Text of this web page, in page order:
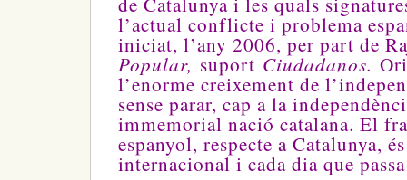
l’actual conflicte i problema
iniciat, l’any 2006, per part de
Popular, suport Ciudadanos.
l’enorme creixement de
sense parar, cap a la
immemorial nació catalana. El
espanyol, respecte a Catalunya,
internacional i cada dia que